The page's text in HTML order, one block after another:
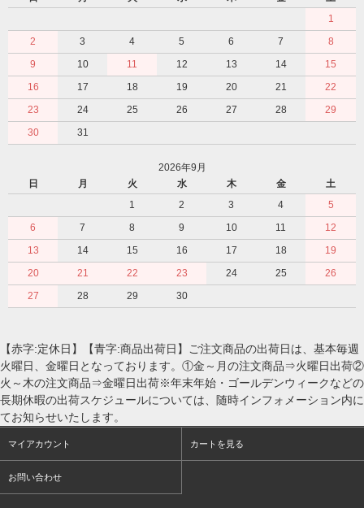
1
2
3 4 5 6 7
8
9
10 11 12 13 14
15
16
17 18 19 20 21
22
23
24 25 26 27 28
29
30
31
2026年9月
日
月 火 水 木 金
土
1
2 3 4
5
6
7 8 9 10 11
12
13
14 15 16 17 18
19
20
21 22 23 24 25
26
27
28 29 30
【赤字:定休日】【青字:商品出荷日】ご注文商品の出荷日は、基本毎週
火曜日、金曜日となっております。①金～月の注文商品⇒火曜日出荷②
火～木の注文商品⇒金曜日出荷※年末年始・ゴールデンウィークなどの
長期休暇の出荷スケジュールについては、随時インフォメーション内に
てお知らせいたします。
マイアカウント カートを見る
お問い合わせ